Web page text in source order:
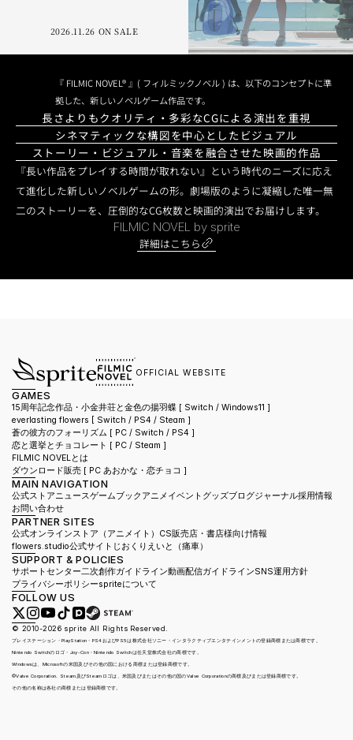
2026.11.26 ON SALE
『 FILMIC NOVEL® 』( フィルミックノベル ) は、以下のコンセプトに準
拠した、新しいノベルゲーム作品です。
長さよりもクオリティ・多彩なCGによる演出を重視
シネマティックな構図を中心としたビジュアル
ストーリー・ビジュアル・音楽を融合させた映画的作品
『長い作品をプレイする時間が取れない』という時代のニーズに応え
て進化した新しいノベルゲームの形。劇場版のように凝縮した唯一無
二のストーリーを、圧倒的なCG枚数と映画的演出でお届けします。
FILMIC NOVEL by sprite
詳細はこちら
OFFICIAL WEBSITE
GAMES
15周年記念作品・小金井荘と金色の揚羽蝶 [ Switch / Windows11 ]
everlasting flowers [ Switch / PS4 / Steam ]
蒼の彼方のフォーリズム [ PC / Switch / PS4 ]
恋と選挙とチョコレート [ PC / Steam ]
FILMIC NOVELとは
ダウンロード販売 [ PC あおかな・恋チョコ ]
MAIN NAVIGATION
公式ストアニュースゲームブック アニメ イベント グッズブログジャーナル採用情報
お問い合わせ
PARTNER SITES
公式オンラインストア（アニメイト） CS販売店・書店様向け情報
flowers.studio公式サイト じおくりえいと（痛車）
SUPPORT & POLICIES
サポートセンター二次創作ガイドライン動画配信ガイドラインSNS運用方針
プライバシーポリシーspriteについて
FOLLOW US
© 2010-2026 sprite All Rights Reserved.
プレイステーション・PlayStation・PS4およびPS5は株式会社ソニー・インタラクティブエンタテインメントの登録商標または商標です。
Nintendo Switchのロゴ・Joy-Con・Nintendo Switchは任天堂株式会社の商標です。
Windowsは、Microsoftの米国及びその他の国における商標または登録商標です。
©Valve Corporation. Steam及びSteamロゴは、米国及びまたはその他の国のValve Corporationの商標及びまたは登録商標です。
その他の名称は各社の商標または登録商標です。